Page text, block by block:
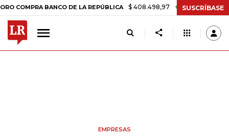
BANCO DE LA REPÚBLICA $ 408.498,97 +$ 8.753,81 +2,19%
SUSCRÍBASE
EMPRESAS